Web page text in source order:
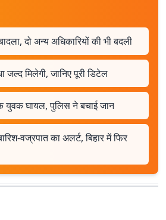
दो अन्य अधिकारियों की भी बदली
जल्द मिलेगी, जानिए पूरी डिटेल
युवक घायल, पुलिस ने बचाई जान
वज्रपात का अलर्ट, बिहार में फिर